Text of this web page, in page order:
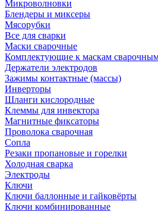
Микроволновки
Блендеры и миксеры
Мясорубки
Все для сварки
Маски сварочные
Комплектующие к маскам
Держатели электродов
Зажимы контактные (массы)
Инверторы
Шланги кислородные
Клеммы для инвектора
Магнитные фиксаторы
Проволока сварочная
Сопла
Резаки пропановые и горелки
Холодная сварка
Электроды
Ключи
Ключи баллонные и гайковёрты
Ключи комбинированные